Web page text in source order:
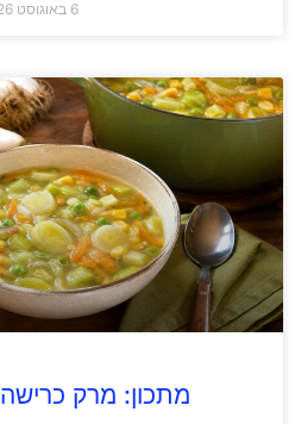
6 באוגוסט 2026
מתכון: מרק כרישה Leek Soup